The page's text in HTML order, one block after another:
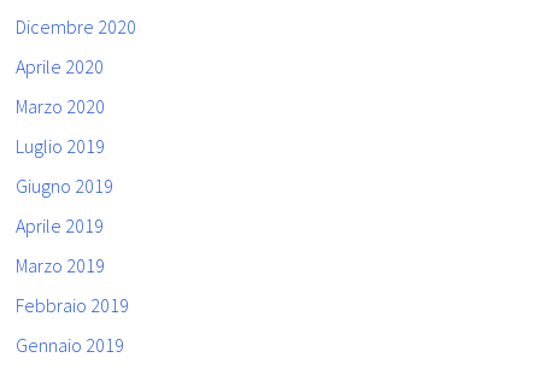
Dicembre 2020
Aprile 2020
Marzo 2020
Luglio 2019
Giugno 2019
Aprile 2019
Marzo 2019
Febbraio 2019
Gennaio 2019